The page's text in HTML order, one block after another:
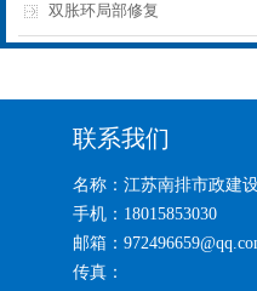
双胀环局部修复
联系我们
名称：江苏南排市政建
手机：18015853030
邮箱：
传真：